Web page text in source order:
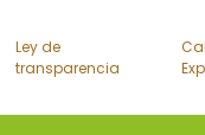
Ley de
transparencia